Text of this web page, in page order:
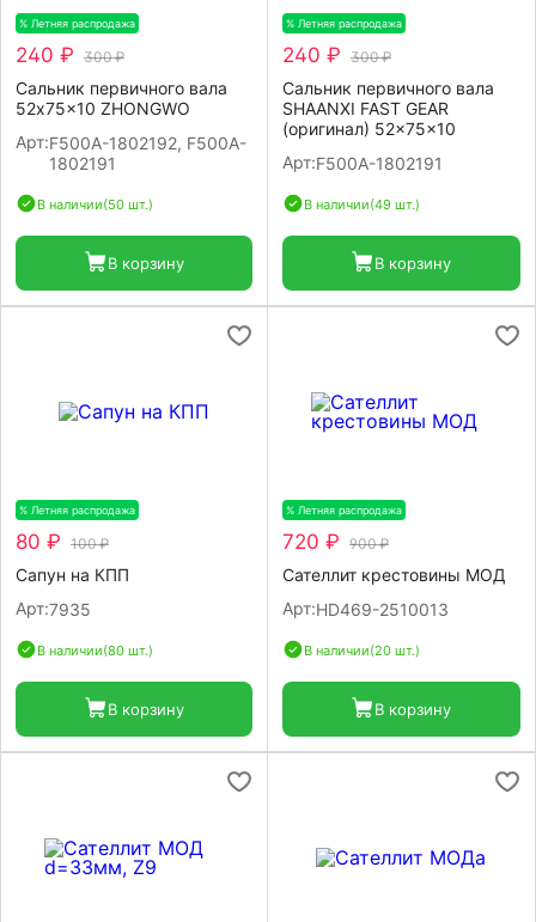
% Летняя распродажа
240 ₽ 300 ₽
Сальник первичного вала
52x75x10 ZHONGWO
Арт:F500A-1802192, F500A-
1802191
В наличии(50 шт.)
В корзину
% Летняя распродажа
240 ₽ 300 ₽
Сальник первичного вала
SHAANXI FAST GEAR
(оригинал) 52x75x10
Арт:F500A-1802191
В наличии(49 шт.)
В корзину
% Летняя распродажа
80 ₽ 100 ₽
Сапун на КПП
Арт:7935
В наличии(80 шт.)
В корзину
% Летняя распродажа
720 ₽ 900 ₽
Сателлит крестовины МОД
Арт:HD469-2510013
В наличии(20 шт.)
В корзину